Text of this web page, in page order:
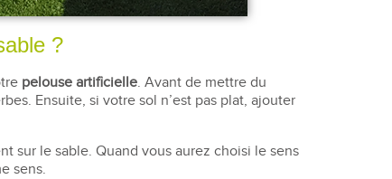
?
pelouse artificielle. Avant de mettre du
Ensuite, si votre sol n’est pas plat, ajouter
sur le sable. Quand vous aurez choisi le sens
sens.